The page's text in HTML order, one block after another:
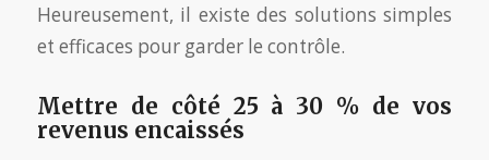
Heureusement, il existe des solutions simples
et efficaces pour garder le contrôle.
Mettre de côté 25 à 30 % de vos
revenus encaissés